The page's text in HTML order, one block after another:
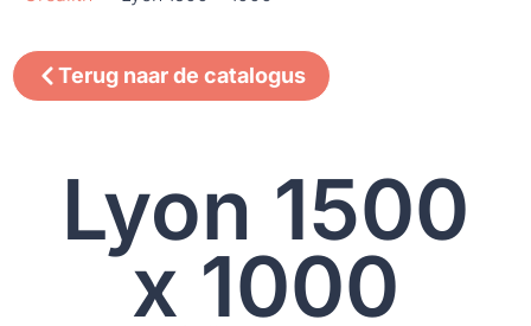
Terug naar de catalogus
Lyon 1500
x 1000